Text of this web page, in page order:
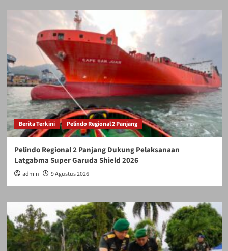
Berita Terkini Pelindo Regional 2 Panjang
Pelindo Regional 2 Panjang Dukung Pelaksanaan
Latgabma Super Garuda Shield 2026
admin 9 Agustus 2026